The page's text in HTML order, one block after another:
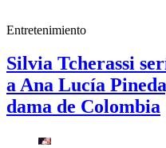
Entretenimiento
Silvia Tcherassi
a Ana Lucía
dama de Colombia